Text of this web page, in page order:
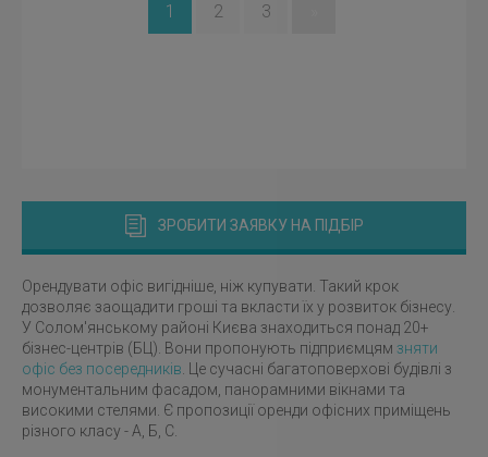
1 2 3
ЗРОБИТИ ЗАЯВКУ НА ПІДБІР
Орендувати офіс вигідніше, ніж купувати. Такий крок
дозволяє заощадити гроші та вкласти їх у розвиток бізнесу.
У Солом'янському районі Києва знаходиться понад 20+
бізнес-центрів (БЦ). Вони пропонують підприємцям зняти
офіс без посередників . Це сучасні багатоповерхові будівлі з
монументальним фасадом, панорамними вікнами та
високими стелями. Є пропозиції оренди офісних приміщень
різного класу - А, Б, С.